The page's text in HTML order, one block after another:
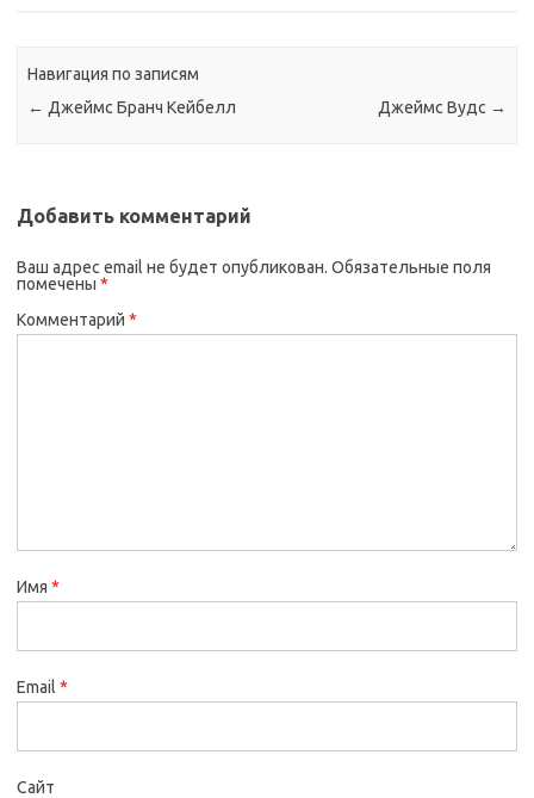
Навигация по записям
← Джеймс Бранч Кейбелл Джеймс Вудс →
Добавить комментарий
Ваш адрес email не будет опубликован. Обязательные поля
помечены *
Комментарий *
Имя *
Email *
Сайт